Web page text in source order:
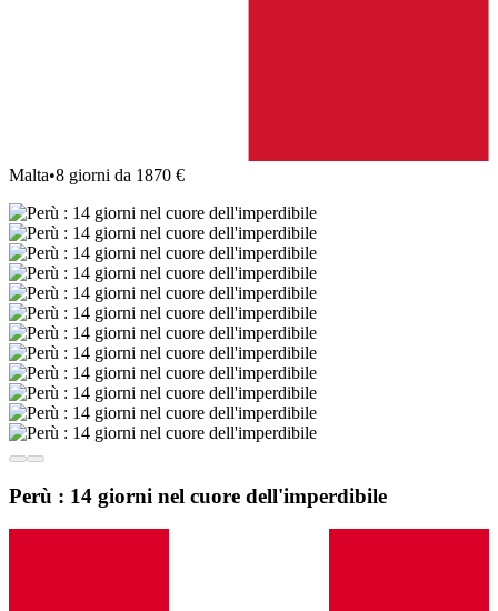
Malta•8 giorni da 1870 €
Perù : 14 giorni nel cuore dell'imperdibile